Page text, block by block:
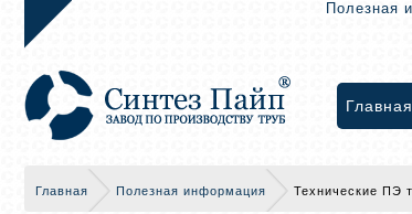
Полезная
Главная
Главная Полезная информация Технические ПЭ